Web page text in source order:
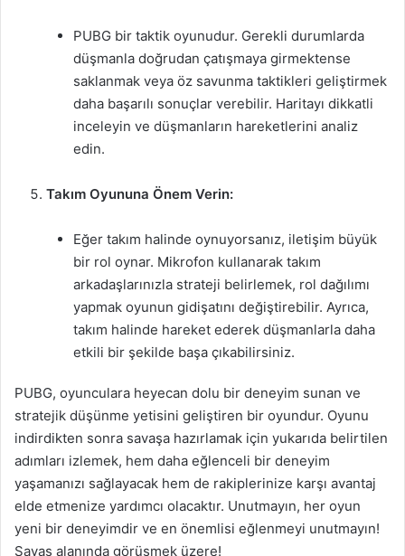
PUBG bir taktik oyunudur. Gerekli durumlarda
düşmanla doğrudan çatışmaya girmektense
saklanmak veya öz savunma taktikleri geliştirmek
daha başarılı sonuçlar verebilir. Haritayı dikkatli
inceleyin ve düşmanların hareketlerini analiz
edin.
Takım Oyununa Önem Verin:
Eğer takım halinde oynuyorsanız, iletişim büyük
bir rol oynar. Mikrofon kullanarak takım
arkadaşlarınızla strateji belirlemek, rol dağılımı
yapmak oyunun gidişatını değiştirebilir. Ayrıca,
takım halinde hareket ederek düşmanlarla daha
etkili bir şekilde başa çıkabilirsiniz.
PUBG, oyunculara heyecan dolu bir deneyim sunan ve
stratejik düşünme yetisini geliştiren bir oyundur. Oyunu
indirdikten sonra savaşa hazırlamak için yukarıda belirtilen
adımları izlemek, hem daha eğlenceli bir deneyim
yaşamanızı sağlayacak hem de rakiplerinize karşı avantaj
elde etmenize yardımcı olacaktır. Unutmayın, her oyun
yeni bir deneyimdir ve en önemlisi eğlenmeyi unutmayın!
Savaş alanında görüşmek üzere!